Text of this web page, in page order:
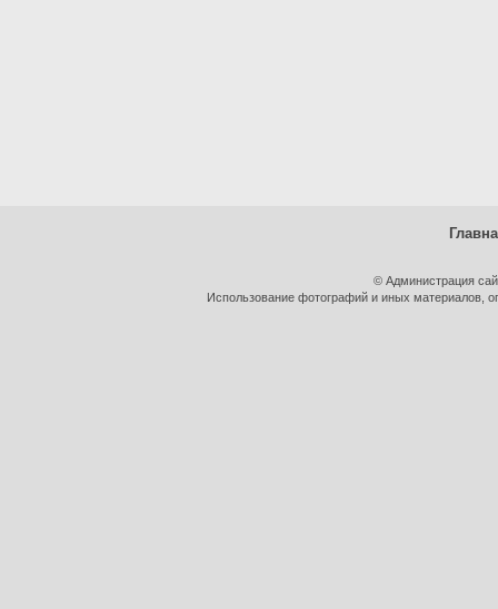
© Администрация
Использование фотографий и иных материалов,